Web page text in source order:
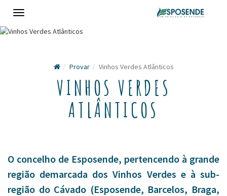
Toggle
Provar Vinhos Verdes Atlânticos
VINHOS VERDES
ATLÂNTICOS
O concelho de Esposende, pertencendo à grande
região demarcada dos Vinhos Verdes e à sub-
região do Cávado (Esposende, Barcelos, Braga,